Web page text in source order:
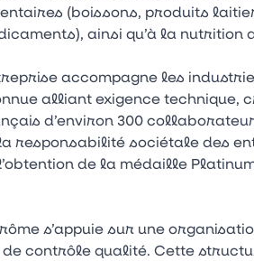
(boissons, produits
ainsi qu’à la nutrition
accompagne les
alliant exigence
d’environ 300
responsabilité sociétale des
de la médaille
s’appuie sur une
contrôle qualité. Cette